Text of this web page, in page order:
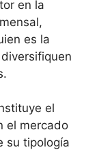
en la
es la
el
el mercado
su tipología